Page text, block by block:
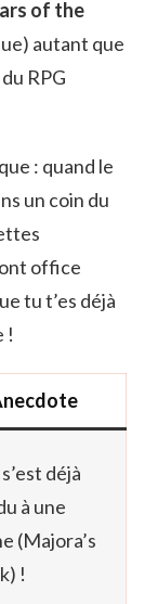
of the
autant que
RPG
: quand le
un coin du
office
tu t’es déjà
!
déjà
à une
(Majora’s
!